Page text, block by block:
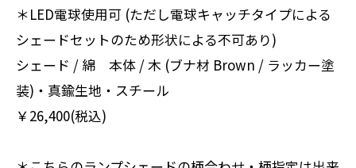
＊LED電球使用可 (ただし電球キャッチタイプによる
シェードセットのため形状による不可あり)
シェード / 綿 本体 / 木 (ブナ材 Brown / ラッカー塗
装)・真鍮生地・スチール
￥26,400(税込)